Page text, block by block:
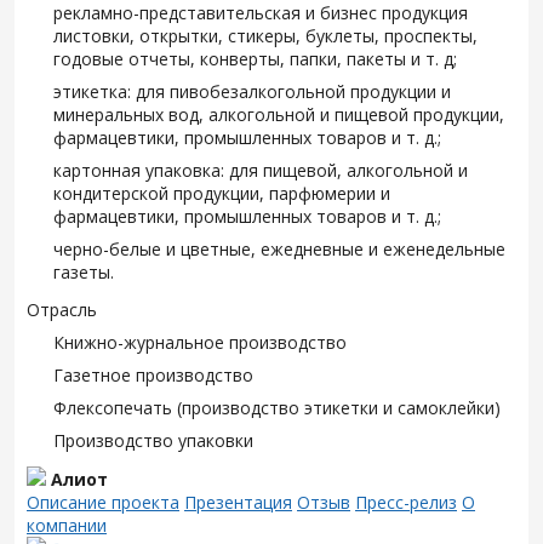
рекламно-представительская и бизнес продукция
листовки, открытки, стикеры, буклеты, проспекты,
годовые отчеты, конверты, папки, пакеты и т. д;
этикетка: для пивобезалкогольной продукции и
минеральных вод, алкогольной и пищевой продукции,
фармацевтики, промышленных товаров и т. д.;
картонная упаковка: для пищевой, алкогольной и
кондитерской продукции, парфюмерии и
фармацевтики, промышленных товаров и т. д.;
черно-белые и цветные, ежедневные и еженедельные
газеты.
Отрасль
Книжно-журнальное производство
Газетное производство
Флексопечать (производство этикетки и самоклейки)
Производство упаковки
Алиот
Описание проекта Презентация Отзыв Пресс-релиз О
компании